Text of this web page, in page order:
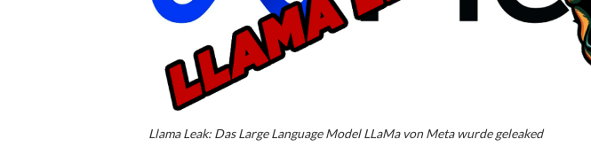
Llama Leak: Das Large Language Model LLaMa von Meta wurde geleaked